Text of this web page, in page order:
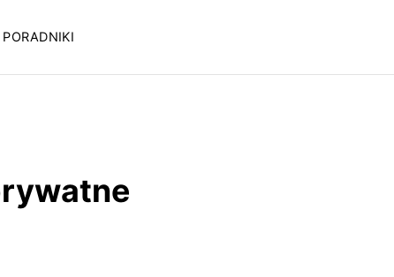
PORADNIKI